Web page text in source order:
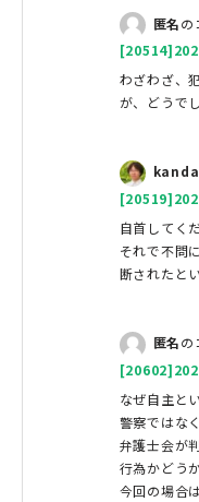
匿名の
わざわざ、
が、どうで
kanda
自首してく
それで不問
断されたと
匿名の
なぜ自主と
警察ではなく
弁護士会が
行為かどうか
今回の場合